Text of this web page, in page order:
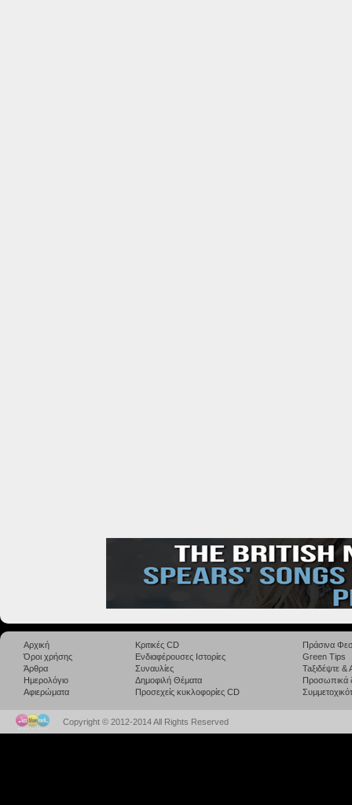
Αρχική
Όροι χρήσης
Άρθρα
Ημερολόγιο
Αφιερώματα
Κριτικές CD
Ενδιαφέρουσες Ιστορίες
Συναυλίες
Δημοφιλή Θέματα
Προσεχείς κυκλοφορίες CD
Πράσινα
Green Tips
Taξιδέψτε
Προσωπικά
Copyright © 2012-2014 All Rights Reserved